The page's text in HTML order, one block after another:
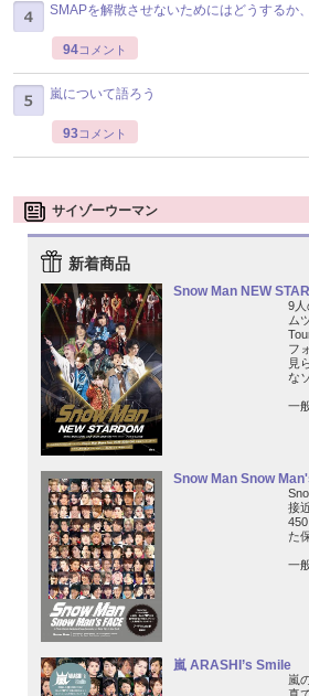
SMAPを解散させないためにはどうするか
94コメント
嵐について語ろう
93コメント
サイゾーウーマン
新着商品
Snow Man NEW
9人
ム
フ
見
な
一
Snow Man Snow
接
た
一
嵐 ARASHI’s Smile
嵐